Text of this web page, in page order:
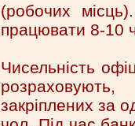
(робочих
працювати 8-10
Чисельність
розраховують,
закріплених за